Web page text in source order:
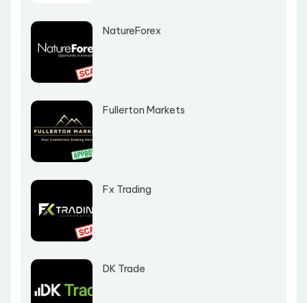
NatureForex
Fullerton Markets
Fx Trading
DK Trade